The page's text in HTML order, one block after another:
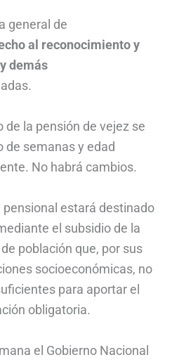
general de
al reconocimiento y
demás
la pensión de vejez se
de semanas y edad
No habrá cambios.
pensional estará destinado
el subsidio de la
población que, por sus
socioeconómicas, no
para aportar el
obligatoria.
el Gobierno Nacional